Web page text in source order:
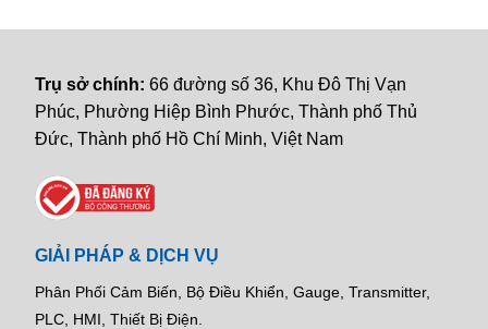
Trụ sở chính:66 đường số 36, Khu Đô Thị Vạn
Phúc, Phường Hiệp Bình Phước, Thành phố Thủ
Đức, Thành phố Hồ Chí Minh, Việt Nam
GIẢI PHÁP & DỊCH VỤ
Phân Phối Cảm Biến, Bộ Điều Khiển, Gauge, Transmitter,
PLC, HMI, Thiết Bị Điện.